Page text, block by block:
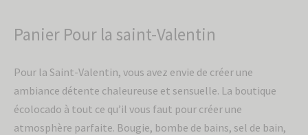
Panier Pour la saint-Valentin
Pour la Saint-Valentin, vous avez envie de créer une
ambiance détente chaleureuse et sensuelle. La boutique
écolocado à tout ce qu’il vous faut pour créer une
atmosphère parfaite. Bougie, bombe de bains, sel de bain,